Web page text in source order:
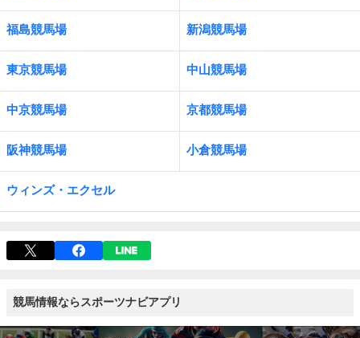
福島競馬場 新潟競馬場
東京競馬場 中山競馬場
中京競馬場 京都競馬場
阪神競馬場 小倉競馬場
ウィンズ・エクセル
競馬情報ならスポーツナビアプリ